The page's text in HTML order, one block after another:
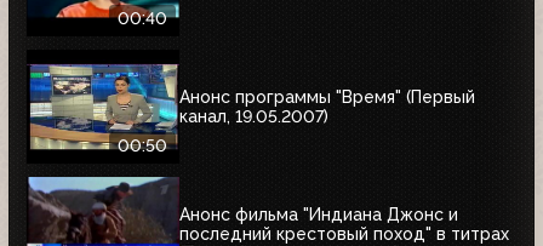
00:40
00:50
Анонс программы "Время" (Первый
канал, 19.05.2007)
Анонс фильма "Индиана Джонс и
последний крестовый поход" в титрах